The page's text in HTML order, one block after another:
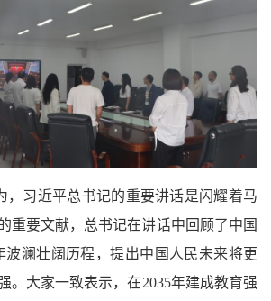
， 习近平总书记的重要讲话是闪耀着马
重要文献，总书记在讲话中回顾了中国
波澜壮阔历程，提出中国人民未来将更
。大家一致表示，在2035年建成教育强